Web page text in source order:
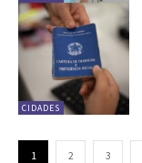
CIDADES
1 2 3